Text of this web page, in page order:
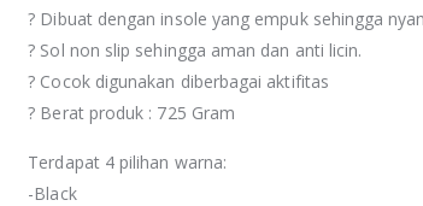
? Dibuat dengan insole yang empuk sehingga
? Sol non slip sehingga aman dan anti licin.
? Cocok digunakan diberbagai aktifitas
? Berat produk : 725 Gram
Terdapat 4 pilihan warna:
-Black